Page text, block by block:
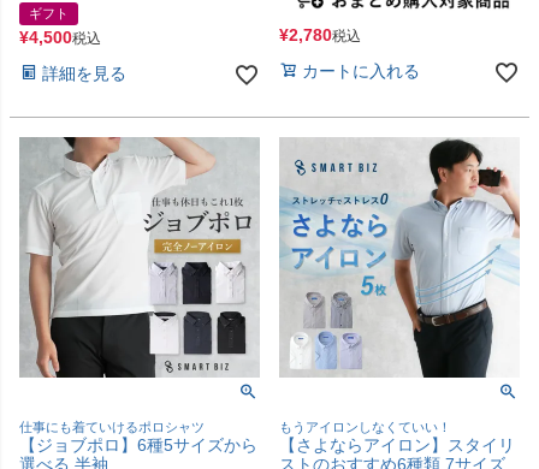
ギフト
¥4,500税込
詳細を見る
¥2,780税込
カートに入れる
仕事にも着ていけるポロシャツ
【ジョブポロ】6種5サイズから
選べる 半袖
もうアイロンしなくていい！
【さよならアイロン】スタイリ
ストのおすすめ6種類 7サイズ